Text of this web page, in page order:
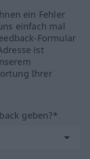
ein Fehler
einfach mal
Formular
ist
Ihrer
geben?*